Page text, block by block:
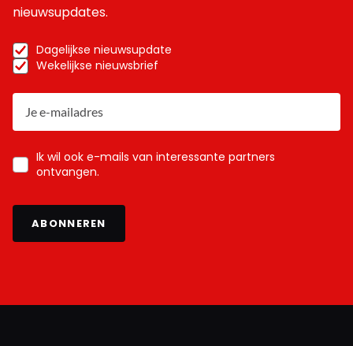
nieuwsupdates.
Dagelijkse nieuwsupdate
Wekelijkse nieuwsbrief
Ik wil ook e-mails van interessante partners
ontvangen.
ABONNEREN